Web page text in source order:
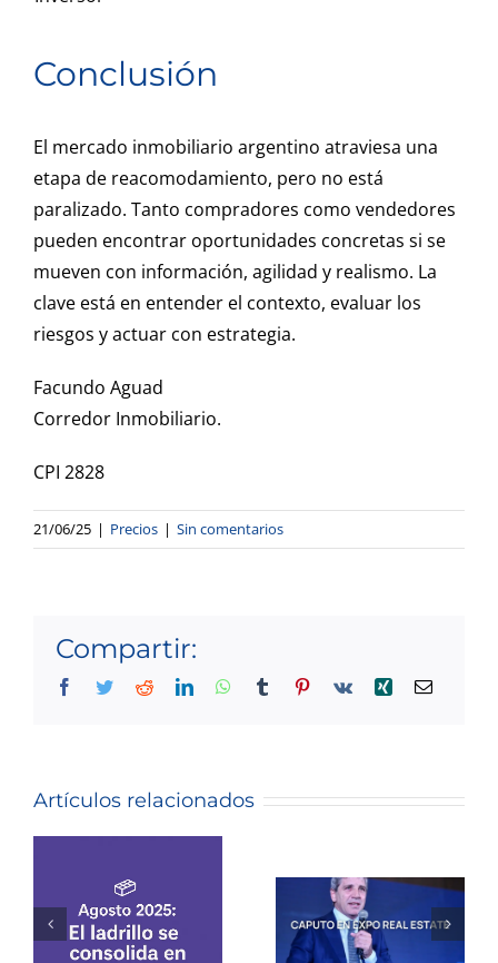
Conclusión
El mercado inmobiliario argentino atraviesa una
etapa de reacomodamiento, pero no está
paralizado. Tanto compradores como vendedores
pueden encontrar oportunidades concretas si se
mueven con información, agilidad y realismo. La
clave está en entender el contexto, evaluar los
riesgos y actuar con estrategia.
Facundo Aguad
Corredor Inmobiliario.
CPI 2828
21/06/25 | Precios | Sin comentarios
Compartir:
Facebook
TwitterRedditLinkedInWhatsApp
Tumblr Pinterest
Vk Xing Correo
Artículos relacionados
Informe
De
Mercado
Inmobiliario
Expo Real
momento
de
sembrar